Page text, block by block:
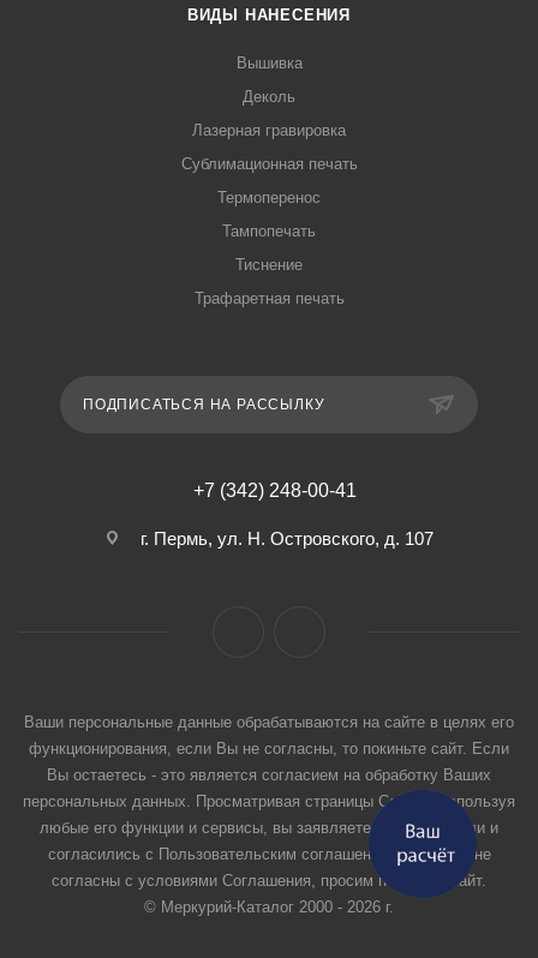
ВИДЫ НАНЕСЕНИЯ
Вышивка
Деколь
Лазерная гравировка
Сублимационная печать
Термоперенос
Тампопечать
Тиснение
Трафаретная печать
ПОДПИСАТЬСЯ НА РАССЫЛКУ
+7 (342) 248-00-41
г. Пермь, ул. Н. Островского, д. 107
Ваши персональные данные обрабатываются на сайте в целях его
функционирования, если Вы не согласны, то покиньте сайт. Если
Вы остаетесь - это является согласием на обработку Ваших
персональных данных. Просматривая страницы Сайта и используя
любые его функции и сервисы, вы заявляете, что прочитали и
согласились с Пользовательским соглашением. Если вы не
согласны с условиями Соглашения, просим покинуть Сайт.
© Меркурий-Каталог 2000 - 2026 г.